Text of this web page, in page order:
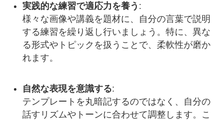
実践的な練習で適応力を養う :
様々な画像や講義を題材に、自分の言葉で説明
する練習を繰り返し行いましょう。特に、異な
る形式やトピックを扱うことで、柔軟性が磨か
れます。
自然な表現を意識する:
テンプレートを丸暗記するのではなく、自分の
話すリズムやトーンに合わせて調整します。こ